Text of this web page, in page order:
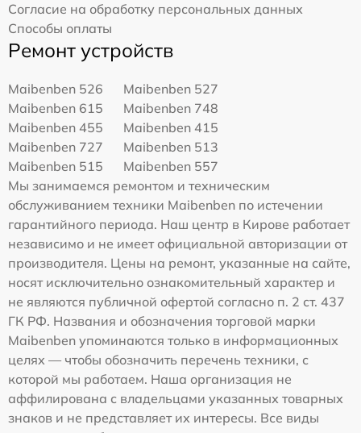
Согласие на обработку персональных данных
Способы оплаты
Ремонт устройств
Maibenben 526
Maibenben 527
Maibenben 615
Maibenben 748
Maibenben 455
Maibenben 415
Maibenben 727
Maibenben 513
Maibenben 515
Maibenben 557
Мы занимаемся ремонтом и техническим
обслуживанием техники Maibenben по истечении
гарантийного периода. Наш центр в Кирове работает
независимо и не имеет официальной авторизации от
производителя. Цены на ремонт, указанные на сайте,
носят исключительно ознакомительный характер и
не являются публичной офертой согласно п. 2 ст. 437
ГК РФ. Названия и обозначения торговой марки
Maibenben упоминаются только в информационных
целях — чтобы обозначить перечень техники, с
которой мы работаем. Наша организация не
аффилирована с владельцами указанных товарных
знаков и не представляет их интересы. Все виды